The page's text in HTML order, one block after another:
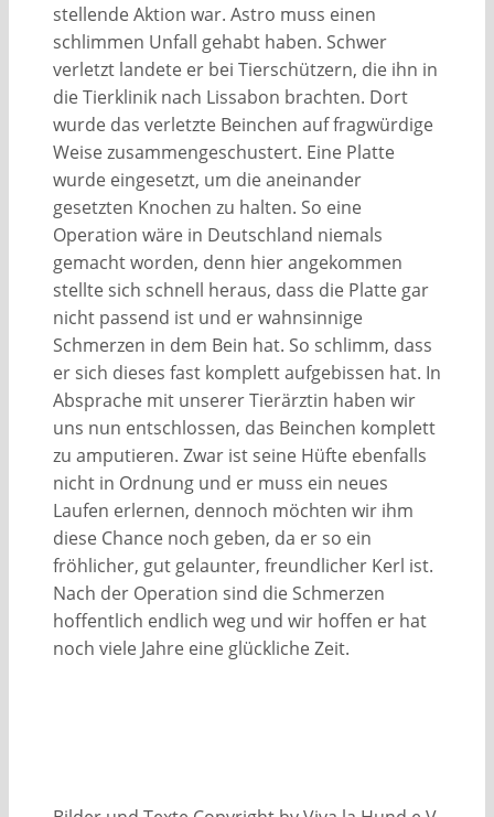
stellende Aktion war. Astro muss einen
schlimmen Unfall gehabt haben. Schwer
verletzt landete er bei Tierschützern, die ihn in
die Tierklinik nach Lissabon brachten. Dort
wurde das verletzte Beinchen auf fragwürdige
Weise zusammengeschustert. Eine Platte
wurde eingesetzt, um die aneinander
gesetzten Knochen zu halten. So eine
Operation wäre in Deutschland niemals
gemacht worden, denn hier angekommen
stellte sich schnell heraus, dass die Platte gar
nicht passend ist und er wahnsinnige
Schmerzen in dem Bein hat. So schlimm, dass
er sich dieses fast komplett aufgebissen hat. In
Absprache mit unserer Tierärztin haben wir
uns nun entschlossen, das Beinchen komplett
zu amputieren. Zwar ist seine Hüfte ebenfalls
nicht in Ordnung und er muss ein neues
Laufen erlernen, dennoch möchten wir ihm
diese Chance noch geben, da er so ein
fröhlicher, gut gelaunter, freundlicher Kerl ist.
Nach der Operation sind die Schmerzen
hoffentlich endlich weg und wir hoffen er hat
noch viele Jahre eine glückliche Zeit.